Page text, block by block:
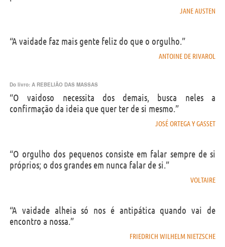
JANE AUSTEN
“A vaidade faz mais gente feliz do que o orgulho.”
ANTOINE DE RIVAROL
Do livro: A REBELIÃO DAS MASSAS
“O vaidoso necessita dos demais, busca neles a
confirmação da ideia que quer ter de si mesmo.”
JOSÉ ORTEGA Y GASSET
“O orgulho dos pequenos consiste em falar sempre de si
próprios; o dos grandes em nunca falar de si.”
VOLTAIRE
“A vaidade alheia só nos é antipática quando vai de
encontro a nossa.”
FRIEDRICH WILHELM NIETZSCHE